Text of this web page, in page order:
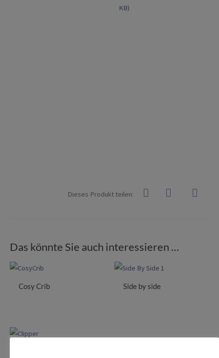
KB)
Dieses Produkt teilen:
Das könnte Sie auch interessieren …
Cosy Crib Side by side